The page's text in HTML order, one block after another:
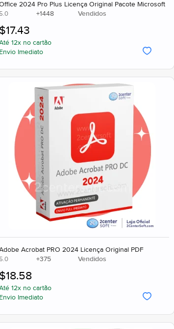
2024 Pro Plus Licença Original Pacote Microsoft
5.0 +1448 Vendidos
12x no cartão
Envio Imediato
$17.43
Acrobat PRO 2024 Licença Original PDF
5.0 +375 Vendidos
12x no cartão
Envio Imediato
$18.58